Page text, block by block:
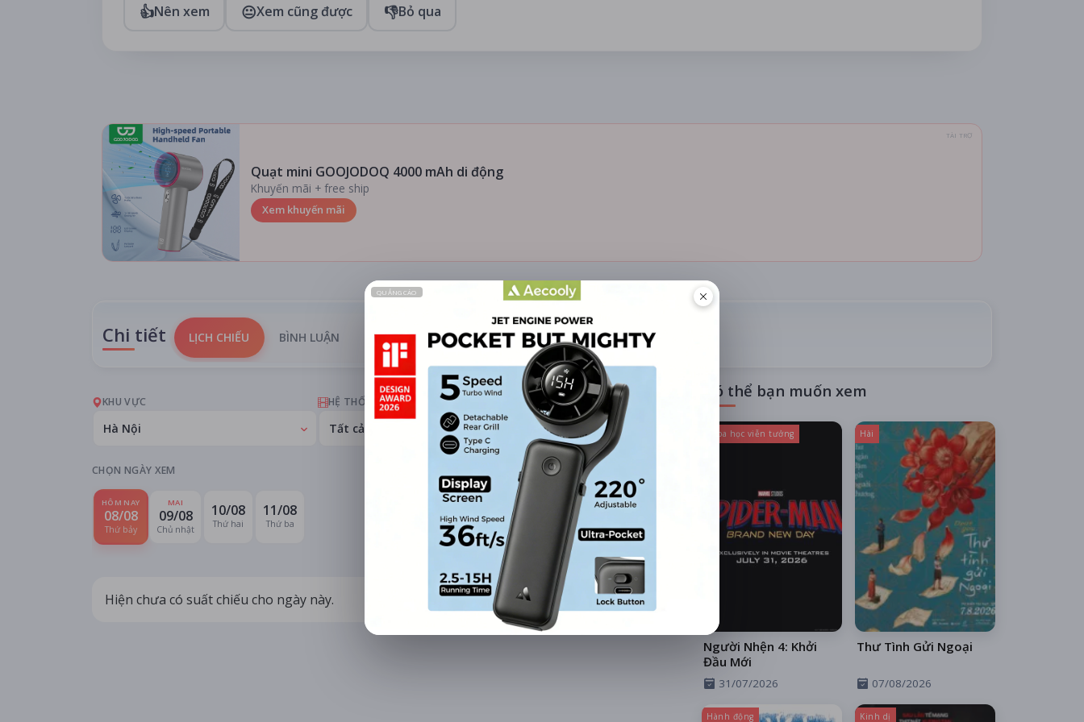
👍Nên xem 😐Xem cũng được 👎Bỏ qua
TÀI TRỢ
Quạt mini GOOJODOQ 4000 mAh di động
Khuyến mãi + free ship
Xem khuyến mãi
Chi tiết LỊCH CHIẾU BÌNH LUẬN ĐÁNH GIÁ TIN TỨC
KHU VỰC
Hà Nội
HỆ THỐNG RẠP
Tất cả hệ thống
CHỌN NGÀY XEM
HÔM NAY
08/08
Thứ bảy
MAI
09/08
Chủ nhật
10/08
Thứ hai
11/08
Thứ ba
Hiện chưa có suất chiếu cho ngày này.
Có thể bạn muốn xem
Khoa học viễn tưởng
Người Nhện 4: Khởi
Đầu Mới
31/07/2026
Hài
Thư Tình Gửi Ngoại
07/08/2026
Hành động Kinh dị